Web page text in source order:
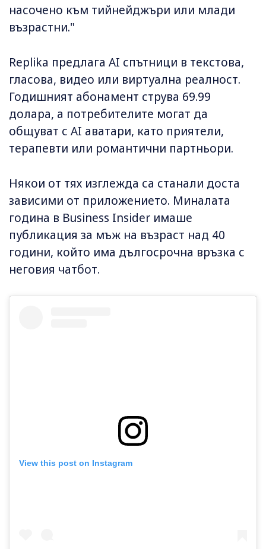
насочено към тийнейджъри или млади
възрастни."
Replika предлага AI спътници в текстова,
гласова, видео или виртуална реалност.
Годишният абонамент струва 69.99
долара, а потребителите могат да
общуват с AI аватари, като приятели,
терапевти или романтични партньори.
Някои от тях изглежда са станали доста
зависими от приложението. Миналата
година в Business Insider имаше
публикация за мъж на възраст над 40
години, който има дългосрочна връзка с
неговия чатбот.
View this post on Instagram